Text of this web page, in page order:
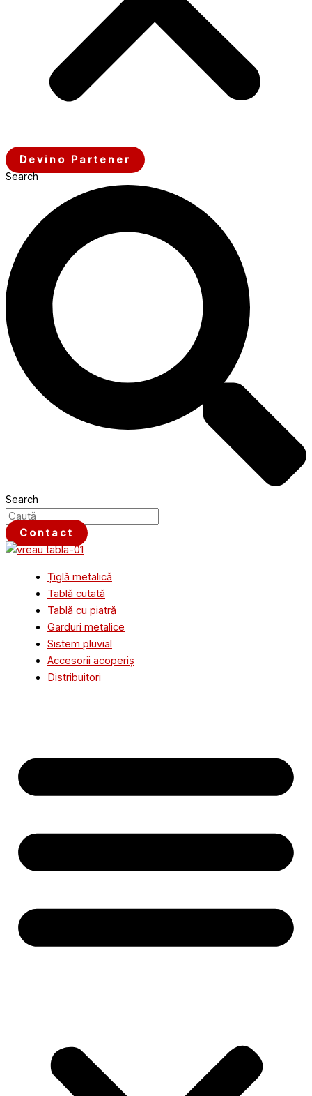
Devino Partener
Search
Search
Contact
Țiglă metalică
Tablă cutată
Tablă cu piatră
Garduri metalice
Sistem pluvial
Accesorii acoperiș
Distribuitori